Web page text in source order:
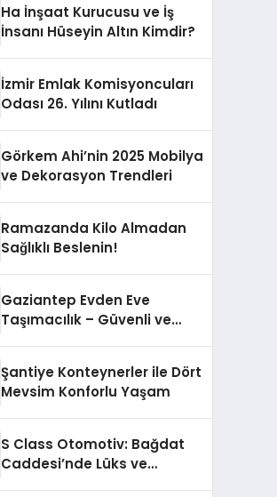
Geliyor!
Ha İnşaat Kurucusu ve İş
İnsanı Hüseyin Altın Kimdir?
İzmir Emlak Komisyoncuları
Odası 26. Yılını Kutladı
Görkem Ahi’nin 2025 Mobilya
ve Dekorasyon Trendleri
Ramazanda Kilo Almadan
Sağlıklı Beslenin!
Gaziantep Evden Eve
Taşımacılık – Güvenli ve
Şantiye Konteynerler ile Dört
Mevsim Konforlu Yaşam
S Class Otomotiv: Bağdat
Caddesi’nde Lüks ve